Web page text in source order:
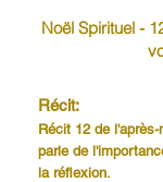
Noël Spirituel -
Récit:
Récit 12 de
parle de
la réflexion.